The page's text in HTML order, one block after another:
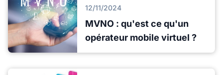
12/11/2024
MVNO : qu'est ce qu'un
opérateur mobile virtuel ?